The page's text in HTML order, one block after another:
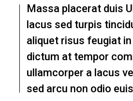
Massa placerat duis
lacus sed turpis
aliquet risus feugiat
dictum at tempor
ullamcorper a lacus
sed arcu non odio